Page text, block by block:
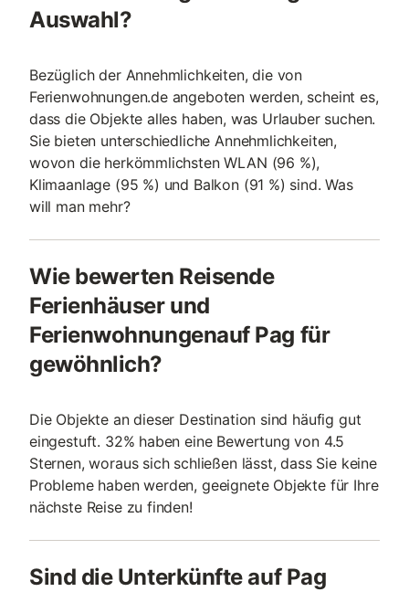
Auswahl?
Bezüglich der Annehmlichkeiten, die von
Ferienwohnungen.de angeboten werden, scheint es,
dass die Objekte alles haben, was Urlauber suchen.
Sie bieten unterschiedliche Annehmlichkeiten,
wovon die herkömmlichsten WLAN (96 %),
Klimaanlage (95 %) und Balkon (91 %) sind. Was
will man mehr?
Wie bewerten Reisende
Ferienhäuser und
Ferienwohnungenauf Pag für
gewöhnlich?
Die Objekte an dieser Destination sind häufig gut
eingestuft. 32% haben eine Bewertung von 4.5
Sternen, woraus sich schließen lässt, dass Sie keine
Probleme haben werden, geeignete Objekte für Ihre
nächste Reise zu finden!
Sind die Unterkünfte auf Pag